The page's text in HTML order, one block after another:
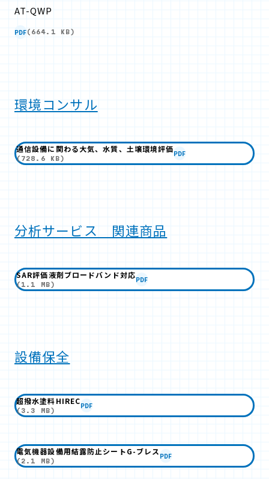
AT-QWP
PDF(664.1 KB)
環境コンサル
通信設備に関わる大気、水質、土壌環境評価
(728.6 KB)
PDF
分析サービス 関連商品
SAR評価液剤ブロードバンド対応
(1.1 MB)
PDF
設備保全
超撥水塗料HIREC
(3.3 MB)
PDF
電気機器設備用結露防止シートG-ブレス
(2.1 MB)
PDF